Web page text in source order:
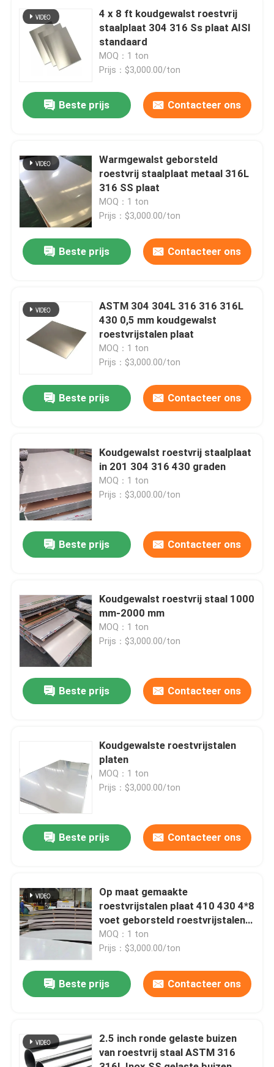
Videos
Over ons
Kwaliteitscontrole
Contacteer ons
nieuws
Vraag een offerte aan
4 x 8 ft koudgewalst roestvrij
staalplaat 304 316 Ss plaat AISI
standaard
MOQ：1 ton
Prijs：$3,000.00/ton
Beste prijs Contacteer ons
Warmgewalst geborsteld
roestvrij staalplaat metaal 316L
316 SS plaat
MOQ：1 ton
Prijs：$3,000.00/ton
Beste prijs Contacteer ons
ASTM 304 304L 316 316 316L
430 0,5 mm koudgewalst
roestvrijstalen plaat
MOQ：1 ton
Prijs：$3,000.00/ton
Beste prijs Contacteer ons
Koudgewalst roestvrij staalplaat
in 201 304 316 430 graden
MOQ：1 ton
Prijs：$3,000.00/ton
Beste prijs Contacteer ons
Koudgewalst roestvrij staal 1000
mm-2000 mm
MOQ：1 ton
Prijs：$3,000.00/ton
Beste prijs Contacteer ons
Koudgewalste roestvrijstalen
platen
MOQ：1 ton
Prijs：$3,000.00/ton
Beste prijs Contacteer ons
Op maat gemaakte
roestvrijstalen plaat 410 430 4*8
voet geborsteld roestvrijstalen
plaat
MOQ：1 ton
Prijs：$3,000.00/ton
Beste prijs Contacteer ons
2.5 inch ronde gelaste buizen
van roestvrij staal ASTM 316